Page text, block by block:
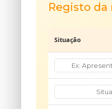
Registo
Situação